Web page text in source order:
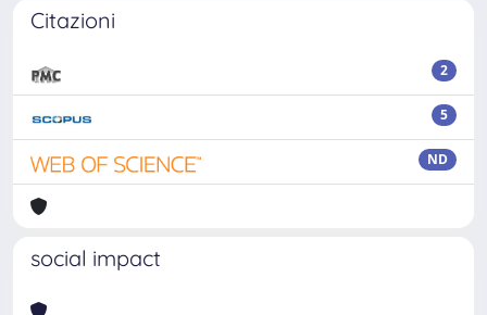
Citazioni
2
5
ND
social impact